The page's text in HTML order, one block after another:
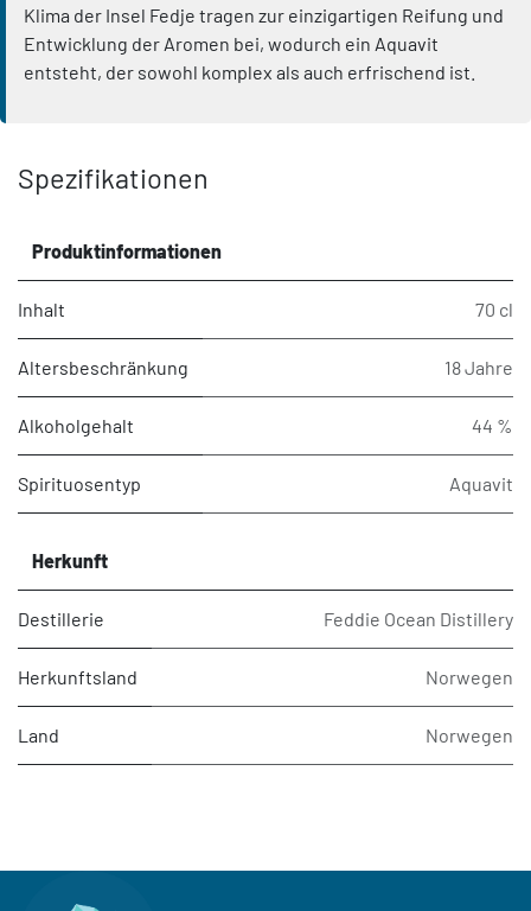
Klima der Insel Fedje tragen zur einzigartigen Reifung und
Entwicklung der Aromen bei, wodurch ein Aquavit
entsteht, der sowohl komplex als auch erfrischend ist.
Spezifikationen
Produktinformationen
Inhalt 70 cl
Altersbeschränkung 18 Jahre
Alkoholgehalt 44 %
Spirituosentyp Aquavit
Herkunft
Destillerie Feddie Ocean Distillery
Herkunftsland Norwegen
Land Norwegen